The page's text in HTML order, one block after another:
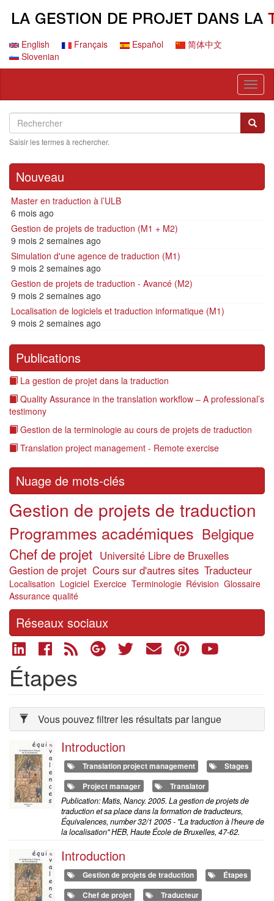
principalEnglish Français Español
简体中文
Slovenian
Search
Rechercher
Saisir les termes à rechercher.
Nouveau
Master en traduction à l’ULB
6 mois ago
Gestion de projets de traduction (M1 + M2)
9 mois 2 semaines ago
Simulation d'une agence de traduction (M1)
9 mois 2 semaines ago
Gestion de projets de traduction - Avancé (M2)
9 mois 2 semaines ago
Localisation de logiciels et traduction informatique (M1)
9 mois 2 semaines ago
Publications
La gestion de projet dans la traduction
Quality Assurance in the translation workflow – A professional’s
testimony
Gestion de la terminologie au cours de projets de traduction
Translation project management - Remote exercise
Nuage de mots-clés
Gestion de projets de traduction
Programmes académiques Belgique
Chef de projet Université Libre de Bruxelles
Gestion de projet Cours sur d'autres sites Traducteur
Localisation Logiciel Exercice Terminologie Révision Glossaire
Assurance qualité
Réseaux sociaux
Étapes
Vous pouvez filtrer les résultats par langue
Introduction
Translation project management
Stages
Project manager
Translator
Publication: Matis, Nancy. 2005. La gestion de projets de
traduction et sa place dans la formation de traducteurs,
Équivalences, number 32/1 2005 - "La traduction à l'heure de
la localisation" HEB, Haute École de Bruxelles, 47-62.
Introduction
Gestion de projets de traduction
Étapes
Chef de projet
Traducteur